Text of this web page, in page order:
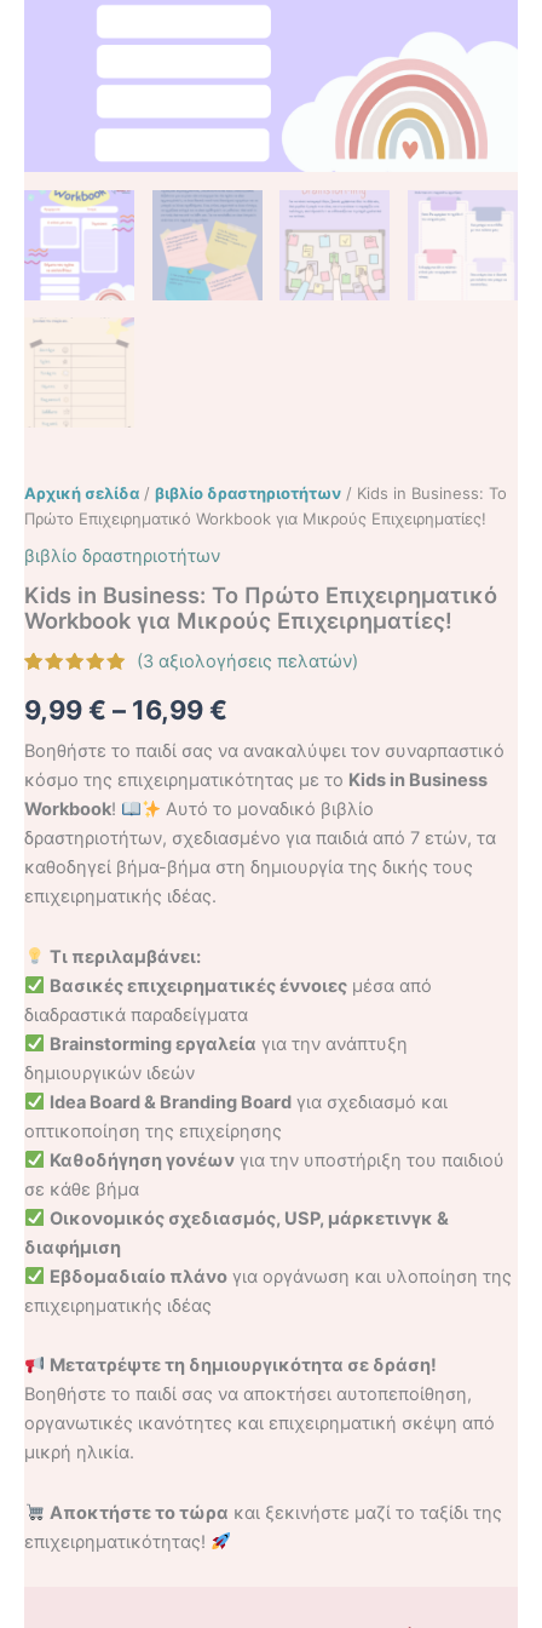
Αρχική σελίδα / βιβλίο δραστηριοτήτων / Kids in Business: Το
Πρώτο Επιχειρηματικό Workbook για Μικρούς Επιχειρηματίες!
βιβλίο δραστηριοτήτων
Kids in Business: Το Πρώτο Επιχειρηματικό
Workbook για Μικρούς Επιχειρηματίες!
με5.00
από 5 με
βαθμολογίες
πελάτη
(3αξιολογήσεις πελατών)
9,99€ – 16,99€
Βοηθήστε το παιδί σας να ανακαλύψει τον συναρπαστικό
κόσμο της επιχειρηματικότητας με το Kids in Business
Workbook!
Αυτό το μοναδικό βιβλίο
δραστηριοτήτων, σχεδιασμένο για παιδιά από 7 ετών, τα
καθοδηγεί βήμα-βήμα στη δημιουργία της δικής τους
επιχειρηματικής ιδέας.
Τι περιλαμβάνει:
Βασικές επιχειρηματικές έννοιεςμέσα από
διαδραστικά παραδείγματα
Brainstorming εργαλεία για την ανάπτυξη
δημιουργικών ιδεών
Idea Board & Branding Boardγια σχεδιασμό και
οπτικοποίηση της επιχείρησης
Καθοδήγηση γονέωνγια την υποστήριξη του παιδιού
σε κάθε βήμα
Οικονομικός σχεδιασμός, USP, μάρκετινγκ &
διαφήμιση
Εβδομαδιαίο πλάνογια οργάνωση και υλοποίηση της
επιχειρηματικής ιδέας
Μετατρέψτε τη δημιουργικότητα σε δράση!
Βοηθήστε το παιδί σας να αποκτήσει αυτοπεποίθηση,
οργανωτικές ικανότητες και επιχειρηματική σκέψη από
μικρή ηλικία.
Αποκτήστε το τώρα και ξεκινήστε μαζί το ταξίδι της
επιχειρηματικότητας!